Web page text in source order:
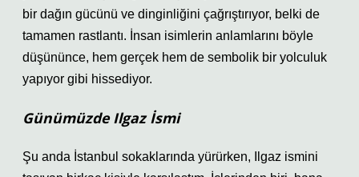
bir dağın gücünü ve dinginliğini çağrıştırıyor, belki de
tamamen rastlantı. İnsan isimlerin anlamlarını böyle
düşününce, hem gerçek hem de sembolik bir yolculuk
yapıyor gibi hissediyor.
Günümüzde Ilgaz İsmi
Şu anda İstanbul sokaklarında yürürken, Ilgaz ismini